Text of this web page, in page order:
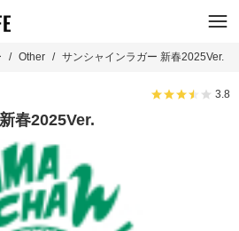
Other サンシャインラガー 新春2025Ver.
3.8
春2025Ver.